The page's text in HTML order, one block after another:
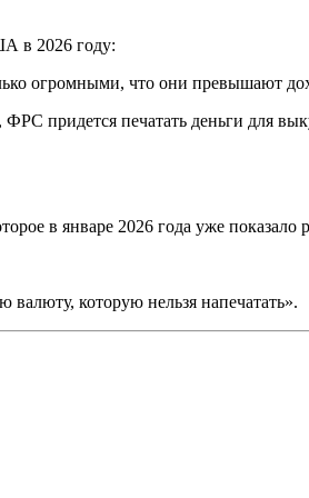
в 2026 году:
огромными, что они превышают
придется печатать деньги для
в январе 2026 года уже показало
которую нельзя напечатать».